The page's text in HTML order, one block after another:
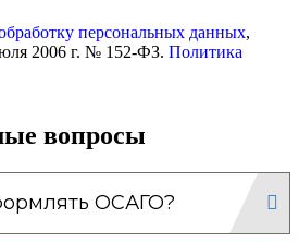
персональных данных,
2006 г. № 152-ФЗ. Политика
вопросы
ОСАГО?